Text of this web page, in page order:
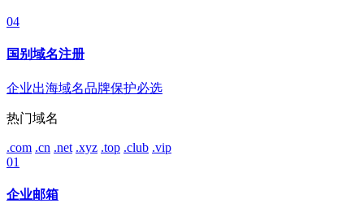
04
国别域名注册
企业出海域名品牌保护必选
热门域名
.com .cn .net .xyz .top .club .vip
01
企业邮箱